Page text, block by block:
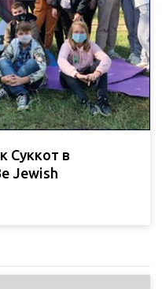
Суккот в
Jewish